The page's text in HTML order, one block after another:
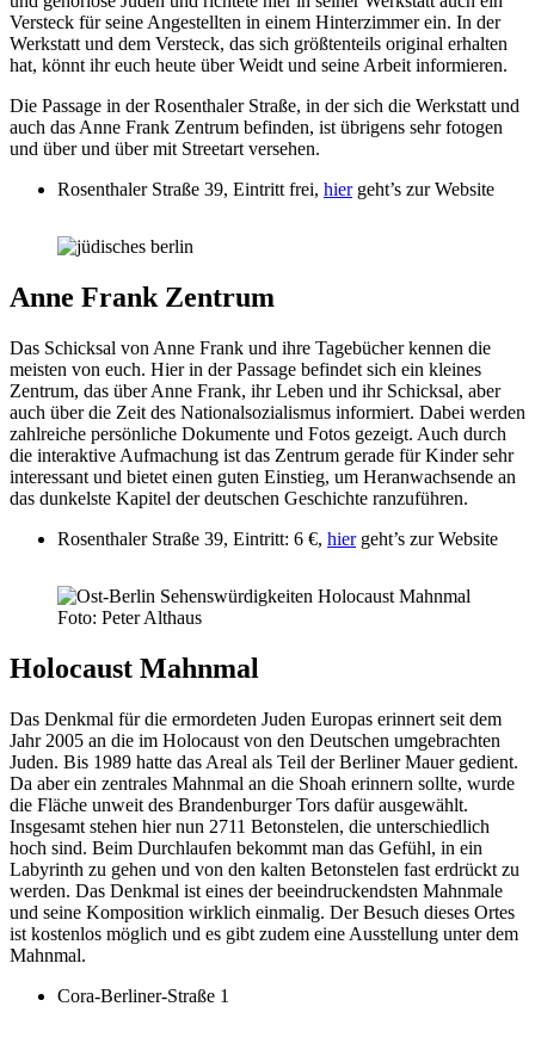
Versteck für seine Angestellten in einem Hinterzimmer ein. In der
Werkstatt und dem Versteck, das sich größtenteils original erhalten
hat, könnt ihr euch heute über Weidt und seine Arbeit informieren.
Die Passage in der Rosenthaler Straße, in der sich die Werkstatt und
auch das Anne Frank Zentrum befinden, ist übrigens sehr fotogen
und über und über mit Streetart versehen.
Rosenthaler Straße 39, Eintritt frei, hiergeht’s zur Website
Anne Frank Zentrum
Das Schicksal von Anne Frank und ihre Tagebücher kennen die
meisten von euch. Hier in der Passage befindet sich ein kleines
Zentrum, das über Anne Frank, ihr Leben und ihr Schicksal, aber
auch über die Zeit des Nationalsozialismus informiert. Dabei werden
zahlreiche persönliche Dokumente und Fotos gezeigt. Auch durch
die interaktive Aufmachung ist das Zentrum gerade für Kinder sehr
interessant und bietet einen guten Einstieg, um Heranwachsende an
das dunkelste Kapitel der deutschen Geschichte ranzuführen.
Rosenthaler Straße 39, Eintritt: 6 €, hiergeht’s zur Website
Foto: Peter Althaus
Holocaust Mahnmal
Das Denkmal für die ermordeten Juden Europas erinnert seit dem
Jahr 2005 an die im Holocaust von den Deutschen umgebrachten
Juden. Bis 1989 hatte das Areal als Teil der Berliner Mauer gedient.
Da aber ein zentrales Mahnmal an die Shoah erinnern sollte, wurde
die Fläche unweit des Brandenburger Tors dafür ausgewählt.
Insgesamt stehen hier nun 2711 Betonstelen, die unterschiedlich
hoch sind. Beim Durchlaufen bekommt man das Gefühl, in ein
Labyrinth zu gehen und von den kalten Betonstelen fast erdrückt zu
werden. Das Denkmal ist eines der beeindruckendsten Mahnmale
und seine Komposition wirklich einmalig. Der Besuch dieses Ortes
ist kostenlos möglich und es gibt zudem eine Ausstellung unter dem
Mahnmal.
Cora-Berliner-Straße 1